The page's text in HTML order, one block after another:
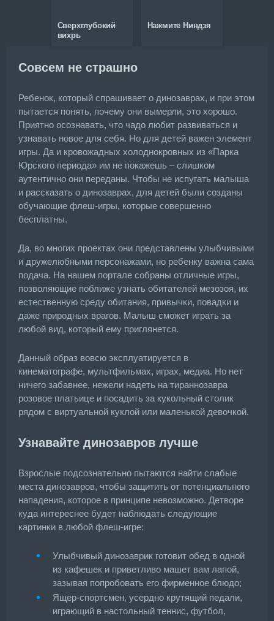
Сверхглубокий
вихрь
Нажмите Ниндзя
Совсем не страшно
Ребенок, который спрашивает о динозаврах, и при этом
пытается понять, почему они вымерли, это хорошо.
Приятно осознавать, что чадо любит развиваться и
узнавать новое для себя. Но для детей важен элемент
игры. Да и кровожадных холоднокровных из «Парка
Юрского периода» им не покажешь – слишком
аутентично они переданы. Чтобы не испугать малыша
и рассказать о динозаврах, для детей были созданы
обучающие флеш-игры, которые совершенно
бесплатны.
Да, во многих проектах они представлены улыбчивыми
и дружелюбными персонажами, но ребенку важна сама
подача. На нашем портале собраны отличные игры,
позволяющие поближе узнать обитателей мезозоя, их
естественную среду обитания, привычки, повадки и
даже природных врагов. Малыш сможет играть за
любой вид, который ему приглянется.
Данный образ вовсю эксплуатируется в
кинематографе, мультфильмах, играх, медиа. Но нет
ничего забавнее, нежели надеть на тираннозавра
розовое платьице и посадить за кукольный столик
рядом с виртуальной куклой или маленькой девочкой.
Узнавайте динозавров лучше
Взрослые подсознательно пытаются найти слабые
места динозавров, чтобы защитить от потенциального
нападения, которое в принципе невозможно. Детворе
куда интереснее будет наблюдать следующие
картинки в любой флеш-игре:
Улыбчивый динозаврик готовит обед в одной
из кафешек и приветливо машет вам лапой,
зазывая попробовать его фирменное блюдо;
Ящер-спортсмен, усердно крутящий педали,
играющий в настольный теннис, футбол,